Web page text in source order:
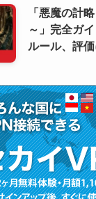
「悪魔の計
～」完全ガ
ルール、評